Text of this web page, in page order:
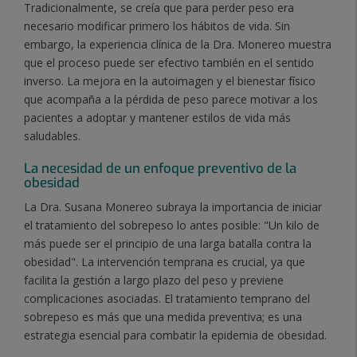
Tradicionalmente, se creía que para perder peso era
necesario modificar primero los hábitos de vida. Sin
embargo, la experiencia clínica de la Dra. Monereo muestra
que el proceso puede ser efectivo también en el sentido
inverso. La mejora en la autoimagen y el bienestar físico
que acompaña a la pérdida de peso parece motivar a los
pacientes a adoptar y mantener estilos de vida más
saludables.
La necesidad de un enfoque preventivo de la
obesidad
La Dra. Susana Monereo subraya la importancia de iniciar
el tratamiento del sobrepeso lo antes posible: "Un kilo de
más puede ser el principio de una larga batalla contra la
obesidad". La intervención temprana es crucial, ya que
facilita la gestión a largo plazo del peso y previene
complicaciones asociadas. El tratamiento temprano del
sobrepeso es más que una medida preventiva; es una
estrategia esencial para combatir la epidemia de obesidad.